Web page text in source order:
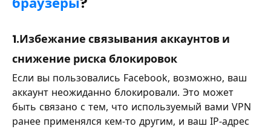
1.Избежание связывания аккаунтов и
снижение риска блокировок
Если вы пользовались Facebook, возможно, ваш
аккаунт неожиданно блокировали. Это может
быть связано с тем, что используемый вами VPN
ранее применялся кем-то другим, и ваш IP-адрес